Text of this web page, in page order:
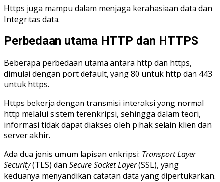
Https juga mampu dalam menjaga kerahasiaan data dan
Integritas data.
Perbedaan utama HTTP dan HTTPS
Beberapa perbedaan utama antara http dan https,
dimulai dengan port default, yang 80 untuk http dan 443
untuk https.
Https bekerja dengan transmisi interaksi yang normal
http melalui sistem terenkripsi, sehingga dalam teori,
informasi tidak dapat diakses oleh pihak selain klien dan
server akhir.
Ada dua jenis umum lapisan enkripsi: Transport Layer
Security(TLS) dan Secure Socket Layer(SSL), yang
keduanya menyandikan catatan data yang dipertukarkan.